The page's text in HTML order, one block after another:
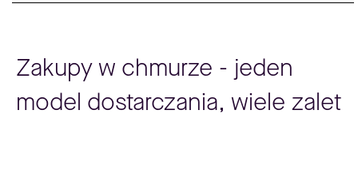
Zakupy w chmurze - jeden
model dostarczania, wiele zalet